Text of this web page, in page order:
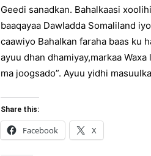
Geedi sanadkan. Bahalkaasi
baaqayaa Dawladda Somaliland
caawiyo Bahalkan faraha baas ku
ayuu dhan dhamiyay,markaa
ma joogsado”. Ayuu yidhi
Share this:
Facebook X